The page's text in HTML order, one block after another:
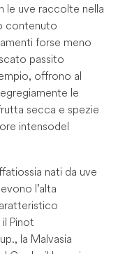
le uve raccolte nella
contenuto
forse meno
passito
offrono al
le
secca e spezie
intenso del
ossia nati da uve
l’alta
Pinot
la Malvasia